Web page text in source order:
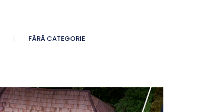
FĂRĂ CATEGORIE